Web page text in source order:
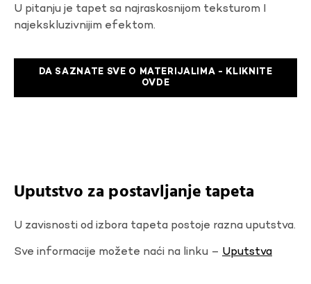
U pitanju je tapet sa najraskosnijom teksturom I
najekskluzivnijim efektom.
DA SAZNATE SVE O MATERIJALIMA - KLIKNITE
OVDE
Uputstvo za postavljanje tapeta
U zavisnosti od izbora tapeta postoje razna uputstva.
Sve informacije možete naći na linku – Uputstva